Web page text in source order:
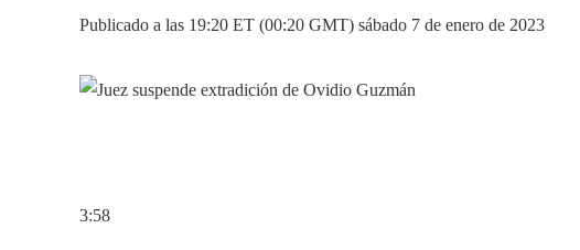
Publicado a las 19:20 ET (00:20 GMT) sábado 7 de enero de 2023
3:58